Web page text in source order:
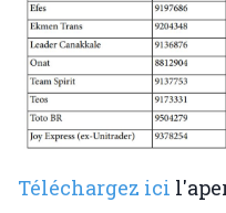
Téléchargez ici